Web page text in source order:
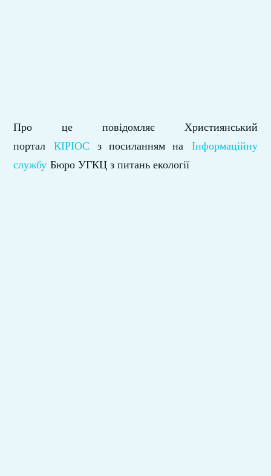
Про це повідомляє Християнський
портал КІРІОС з посиланням на Інформаційну
службу Бюро УГКЦ з питань екології